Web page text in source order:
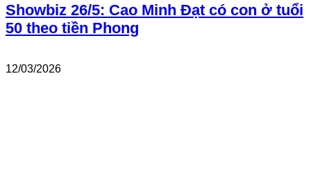
Showbiz 26/5: Cao Minh Đạt có con ở tuổi
50 theo tiền Phong
12/03/2026